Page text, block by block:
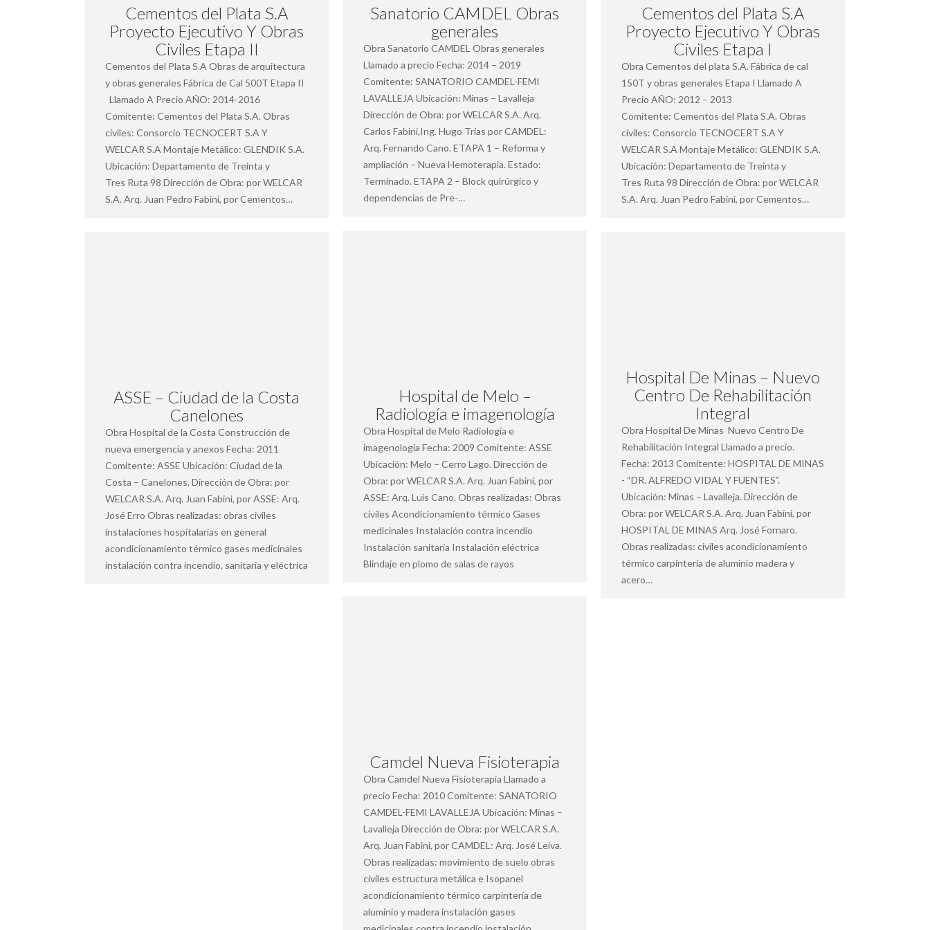
Cementos del Plata S.A
Proyecto Ejecutivo Y Obras
Civiles Etapa II
Cementos del Plata S.A Obras de arquitectura
y obras generales Fábrica de Cal 500T Etapa II
Llamado A Precio AÑO: 2014-2016
Comitente: Cementos del Plata S.A. Obras
civiles: Consorcio TECNOCERT S.A Y
WELCAR S.A Montaje Metálico: GLENDIK S.A.
Ubicación: Departamento de Treinta y
Tres Ruta 98 Dirección de Obra: por WELCAR
S.A. Arq. Juan Pedro Fabini, por Cementos…
Sanatorio CAMDEL Obras
generales
Obra Sanatorio CAMDEL Obras generales
Llamado a precio Fecha: 2014 – 2019
Comitente: SANATORIO CAMDEL-FEMI
LAVALLEJA Ubicación: Minas – Lavalleja
Dirección de Obra: por WELCAR S.A. Arq.
Carlos Fabini,Ing. Hugo Trías por CAMDEL:
Arq. Fernando Cano. ETAPA 1 – Reforma y
ampliación – Nueva Hemoterapia. Estado:
Terminado. ETAPA 2 – Block quirúrgico y
dependencias de Pre-…
Cementos del Plata S.A
Proyecto Ejecutivo Y Obras
Civiles Etapa I
Obra Cementos del plata S.A. Fábrica de cal
150T y obras generales Etapa I Llamado A
Precio AÑO: 2012 – 2013
Comitente: Cementos del Plata S.A. Obras
civiles: Consorcio TECNOCERT S.A Y
WELCAR S.A Montaje Metálico: GLENDIK S.A.
Ubicación: Departamento de Treinta y
Tres Ruta 98 Dirección de Obra: por WELCAR
S.A. Arq. Juan Pedro Fabini, por Cementos…
Hospital de Melo –
Radiología e imagenología
Obra Hospital de Melo Radiología e
imagenología Fecha: 2009 Comitente: ASSE
Ubicación: Melo – Cerro Lago. Dirección de
Obra: por WELCAR S.A. Arq. Juan Fabini, por
ASSE: Arq. Luis Cano. Obras realizadas: Obras
civiles Acondicionamiento térmico Gases
medicinales Instalación contra incendio
Instalación sanitaria Instalación eléctrica
Blindaje en plomo de salas de rayos
ASSE – Ciudad de la Costa
Canelones
Obra Hospital de la Costa Construcción de
nueva emergencia y anexos Fecha: 2011
Comitente: ASSE Ubicación: Ciudad de la
Costa – Canelones. Dirección de Obra: por
WELCAR S.A. Arq. Juan Fabini, por ASSE: Arq.
José Erro Obras realizadas: obras civiles
instalaciones hospitalarias en general
acondicionamiento térmico gases medicinales
instalación contra incendio, sanitaria y eléctrica
Hospital De Minas – Nuevo
Centro De Rehabilitación
Integral
Obra Hospital De Minas Nuevo Centro De
Rehabilitación Integral Llamado a precio.
Fecha: 2013 Comitente: HOSPITAL DE MINAS
- “DR. ALFREDO VIDAL Y FUENTES”.
Ubicación: Minas – Lavalleja. Dirección de
Obra: por WELCAR S.A. Arq. Juan Fabini, por
HOSPITAL DE MINAS Arq. José Fornaro.
Obras realizadas: civiles acondicionamiento
térmico carpintería de aluminio madera y
acero…
Camdel Nueva Fisioterapia
Obra Camdel Nueva Fisioterapia Llamado a
precio Fecha: 2010 Comitente: SANATORIO
CAMDEL-FEMI LAVALLEJA Ubicación: Minas –
Lavalleja Dirección de Obra: por WELCAR S.A.
Arq. Juan Fabini, por CAMDEL: Arq. José Leiva.
Obras realizadas: movimiento de suelo obras
civiles estructura metálica e Isopanel
acondicionamiento térmico carpintería de
aluminio y madera instalación gases